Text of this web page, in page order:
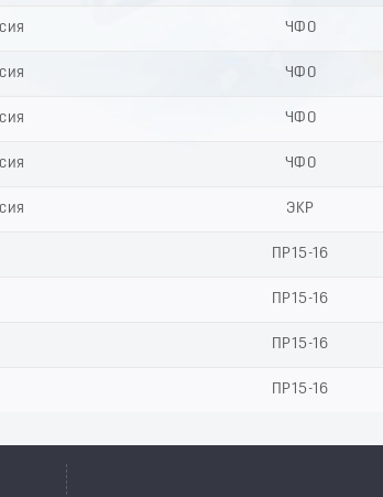
ЧФО
ЧФО
ЧФО
ЧФО
ЭКР
ПР15-16
ПР15-16
ПР15-16
ПР15-16